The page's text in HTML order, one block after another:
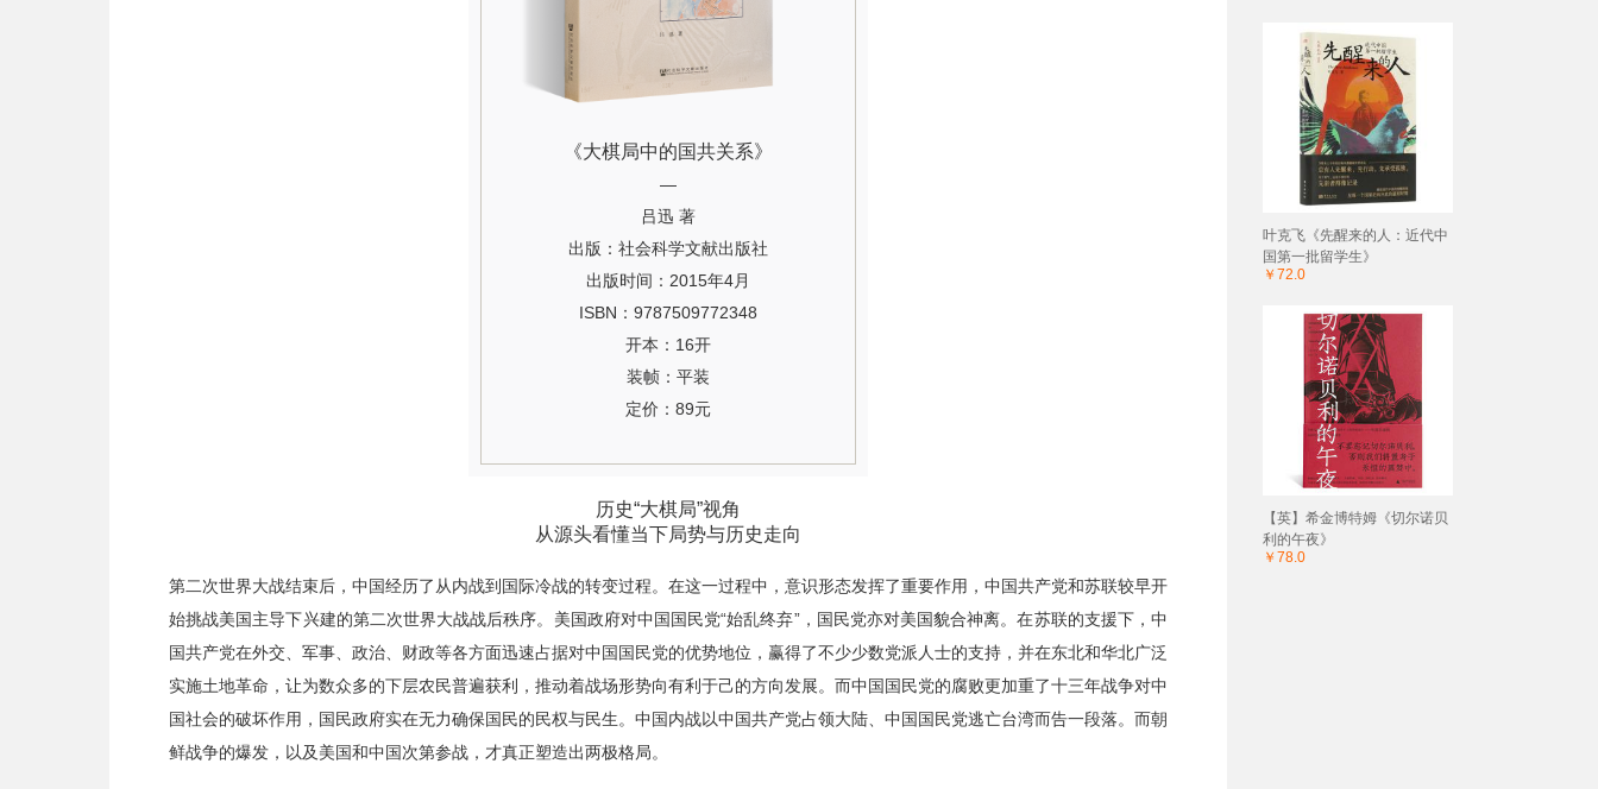
《大棋局中的国共关系》
—
吕迅 著
出版：社会科学文献出版社
出版时间：2015年4月
ISBN：9787509772348
开本：16开
装帧：平装
定价：89元
历史“大棋局”视角
从源头看懂当下局势与历史走向
第二次世界大战结束后，中国经历了从内战到国际冷战的转变过程。在这一过程中，意识形态发挥了重要作用，中国共产党和苏联较早开
始挑战美国主导下兴建的第二次世界大战战后秩序。美国政府对中国国民党“始乱终弃”，国民党亦对美国貌合神离。在苏联的支援下，中
国共产党在外交、军事、政治、财政等各方面迅速占据对中国国民党的优势地位，赢得了不少少数党派人士的支持，并在东北和华北广泛
实施土地革命，让为数众多的下层农民普遍获利，推动着战场形势向有利于己的方向发展。而中国国民党的腐败更加重了十三年战争对中
国社会的破坏作用，国民政府实在无力确保国民的民权与民生。中国内战以中国共产党占领大陆、中国国民党逃亡台湾而告一段落。而朝
鲜战争的爆发，以及美国和中国次第参战，才真正塑造出两极格局。
叶克飞《先醒来的人：近代中
国第一批留学生》
￥72.0
【英】希金博特姆《切尔诺贝
利的午夜》
￥78.0